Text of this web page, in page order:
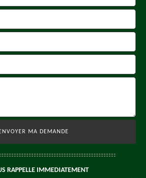
RAPPELLE IMMEDIATEMENT